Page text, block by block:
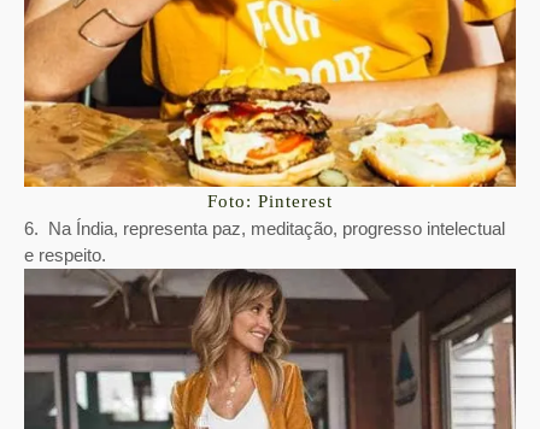
Foto: Pinterest
6. Na Índia, representa paz, meditação, progresso intelectual
e respeito.